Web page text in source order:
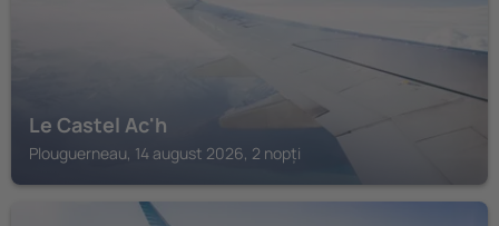
Le Castel Ac'h
Plouguerneau, 14 august 2026, 2 nopți